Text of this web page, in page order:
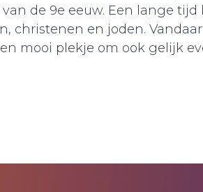
de 9e eeuw. Een lange
christenen en joden.
mooi plekje om ook gelijk